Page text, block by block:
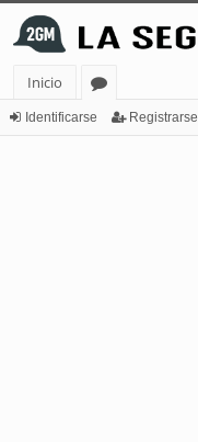
Inicio
or
Identificarse Registrarse